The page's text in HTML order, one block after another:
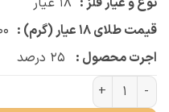
قیمت طلای ۱۸ عیار (گرم) :
اجرت محصول :
۲۵ درصد
دستبند دلینا (کد 4382) عدد